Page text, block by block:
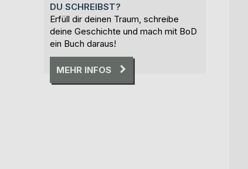
DU SCHREIBST?
Erfüll dir deinen Traum, schreibe
deine Geschichte und mach mit BoD
ein Buch daraus!
MEHR INFOS